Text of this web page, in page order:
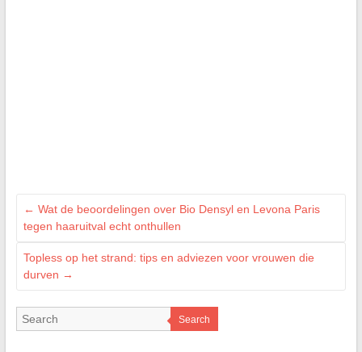
← Wat de beoordelingen over Bio Densyl en Levona Paris
tegen haaruitval echt onthullen
Topless op het strand: tips en adviezen voor vrouwen die
durven →
Search